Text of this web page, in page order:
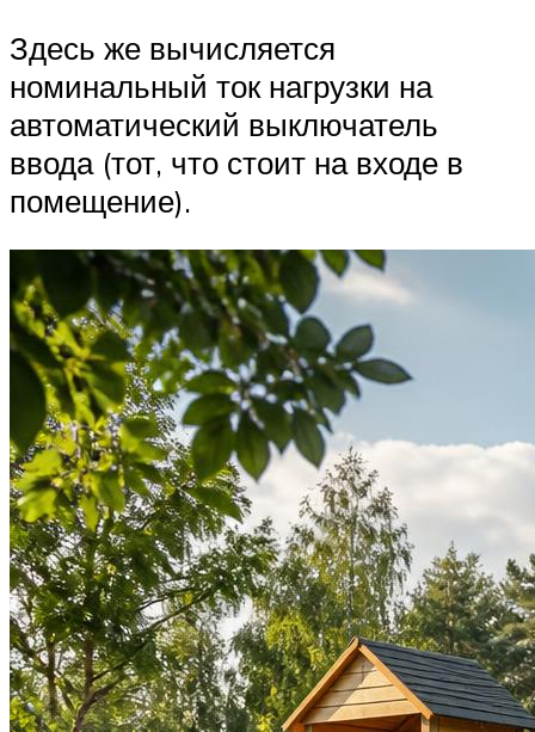
Здесь же вычисляется
номинальный ток нагрузки на
автоматический выключатель
ввода (тот, что стоит на входе в
помещение).